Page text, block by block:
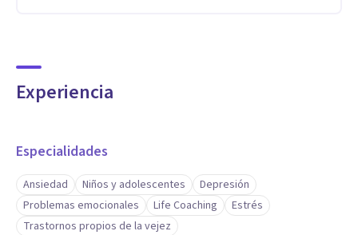
Experiencia
Especialidades
Ansiedad Niños y adolescentes
Depresión
Problemas emocionales
Life Coaching
Estrés
Trastornos propios de la vejez